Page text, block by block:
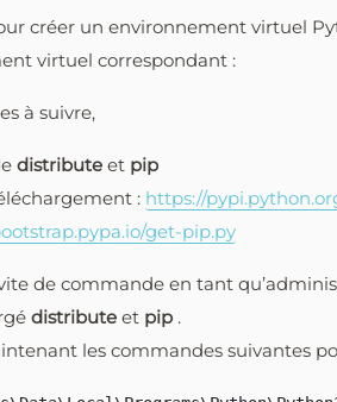
créer un environnement virtuel
virtuel correspondant :
à suivre,
distribute et pip
: https://
get-pip.py
de commande en tant
distribute et pip .
les commandes suivantes